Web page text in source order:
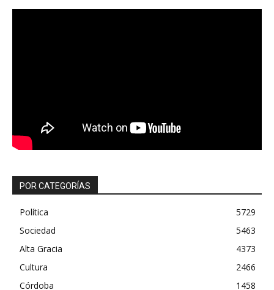
POR CATEGORÍAS
Política
5729
Sociedad
5463
Alta Gracia
4373
Cultura
2466
Córdoba
1458